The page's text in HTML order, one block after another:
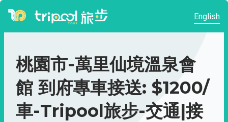
English
桃園市-萬里仙境溫泉會
館 到府專車接送: $1200/
車-Tripool旅步-交通|接